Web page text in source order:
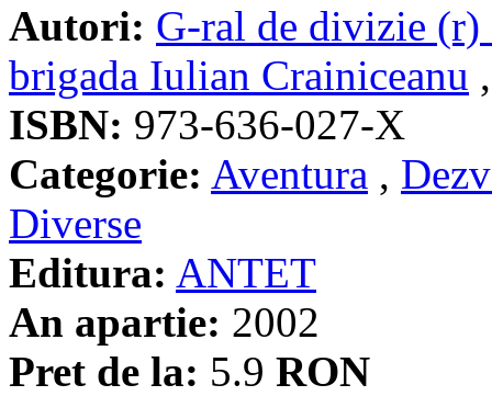
Autori: G-ral de divizie (r)
brigada Iulian Crainiceanu
ISBN: 973-636-027-X
Categorie: Aventura ,
Diverse
Editura: ANTET
An apartie: 2002
Pret de la: 5.9 RON